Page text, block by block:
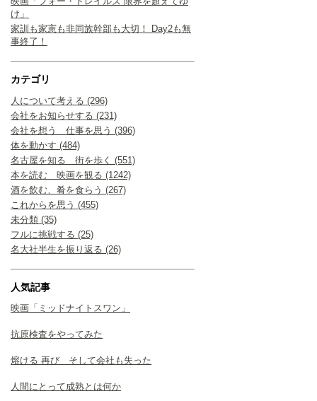
け」
家訓も家憲も非同族幹部も大切！ Day2も無
事終了！
カテゴリ
人について考える (296)
会社をお知らせする (231)
会社を想う 仕事を思う (396)
体を動かす (484)
名古屋を知る 街を歩く (551)
本を読む 映画を観る (1242)
酒を飲む、肴を食らう (267)
これからを思う (455)
未分類 (35)
フルに挑戦する (25)
名大社半生を振り返る (26)
人気記事
映画「ミッドナイトスワン」
抗原検査をやってみた
熔ける 再び そして会社も失った
人間にとって成熟とは何か